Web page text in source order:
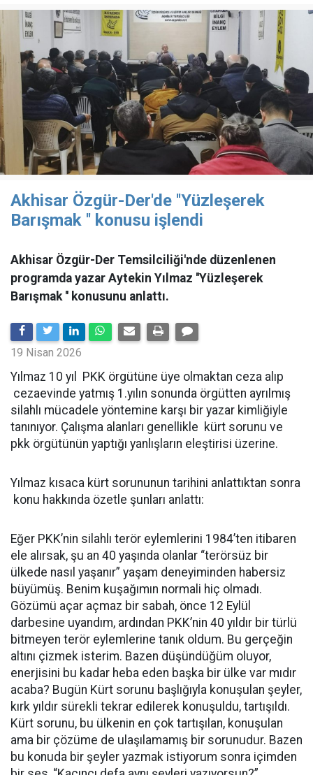
Akhisar Özgür-Der'de ''Yüzleşerek
Barışmak '' konusu işlendi
Akhisar Özgür-Der Temsilciliği'nde düzenlenen
programda yazar Aytekin Yılmaz ''Yüzleşerek
Barışmak '' konusunu anlattı.
19 Nisan 2026
Yılmaz 10 yıl PKK örgütüne üye olmaktan ceza alıp
cezaevinde yatmış 1.yılın sonunda örgütten ayrılmış
silahlı mücadele yöntemine karşı bir yazar kimliğiyle
tanınıyor. Çalışma alanları genellikle kürt sorunu ve
pkk örgütünün yaptığı yanlışların eleştirisi üzerine.
Yılmaz kısaca kürt sorununun tarihini anlattıktan sonra
konu hakkında özetle şunları anlattı:
Eğer PKK’nin silahlı terör eylemlerini 1984’ten itibaren
ele alırsak, şu an 40 yaşında olanlar “terörsüz bir
ülkede nasıl yaşanır” yaşam deneyiminden habersiz
büyümüş. Benim kuşağımın normali hiç olmadı.
Gözümü açar açmaz bir sabah, önce 12 Eylül
darbesine uyandım, ardından PKK’nin 40 yıldır bir türlü
bitmeyen terör eylemlerine tanık oldum. Bu gerçeğin
altını çizmek isterim. Bazen düşündüğüm oluyor,
enerjisini bu kadar heba eden başka bir ülke var mıdır
acaba? Bugün Kürt sorunu başlığıyla konuşulan şeyler,
kırk yıldır sürekli tekrar edilerek konuşuldu, tartışıldı.
Kürt sorunu, bu ülkenin en çok tartışılan, konuşulan
ama bir çözüme de ulaşılamamış bir sorunudur. Bazen
bu konuda bir şeyler yazmak istiyorum sonra içimden